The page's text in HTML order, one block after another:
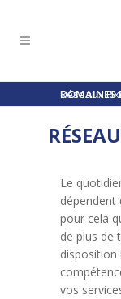
DOMAINES
Réseaux
Le
dépendent
pour cela
de plus de
disposition
vos